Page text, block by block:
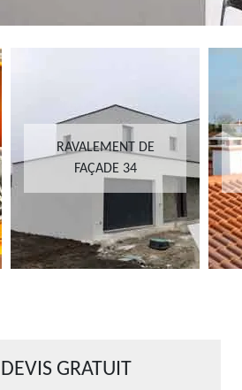
RAVALEMENT DE
FAÇADE 34
DEVIS GRATUIT